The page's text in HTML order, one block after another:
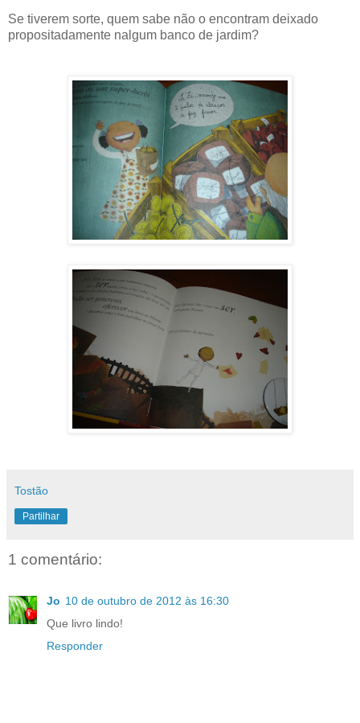
Se tiverem sorte, quem sabe não o encontram deixado
propositadamente nalgum banco de jardim?
Tostão
Partilhar
1 comentário:
Jo 10 de outubro de 2012 às 16:30
Que livro lindo!
Responder